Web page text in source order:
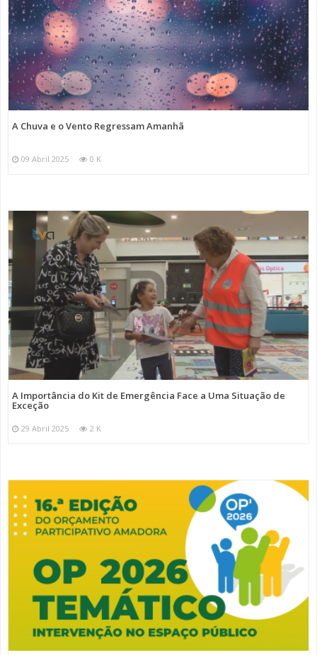
A Chuva e o Vento Regressam Amanhã
09 Abril 2025 0 K
A Importância do Kit de Emergência Face a Uma Situação de
Exceção
29 Abril 2025 2 K